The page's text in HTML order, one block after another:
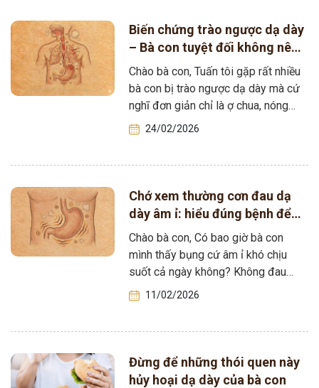
Biến chứng trào ngược dạ dày
– Bà con tuyệt đối không nên
chủ quan
Chào bà con, Tuấn tôi gặp rất nhiều
bà con bị trào ngược dạ dày mà cứ
nghĩ đơn giản chỉ là ợ chua, nóng…
24/02/2026
Chớ xem thường cơn đau dạ
dày âm ỉ: hiểu đúng bệnh để
tránh biến chứng nguy hiểm
Chào bà con, Có bao giờ bà con
mình thấy bụng cứ âm ỉ khó chịu
suốt cả ngày không? Không đau
quằn quại, cũng…
11/02/2026
Đừng để những thói quen này
hủy hoại dạ dày của bà con